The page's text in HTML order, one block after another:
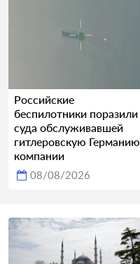
Российские
беспилотники поразили
суда обслуживавшей
гитлеровскую Германию
компании
08/08/2026